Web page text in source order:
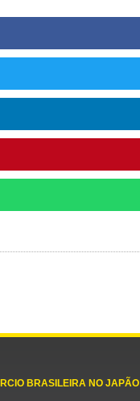
BRASILEIRA NO JAPÃO